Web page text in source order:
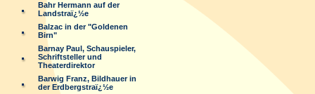
Bahr Hermann auf der
Landstraï¿½e
Balzac in der "Goldenen
Birn"
Barnay Paul, Schauspieler,
Schriftsteller und
Theaterdirektor
Barwig Franz, Bildhauer in
der Erdbergstraï¿½e